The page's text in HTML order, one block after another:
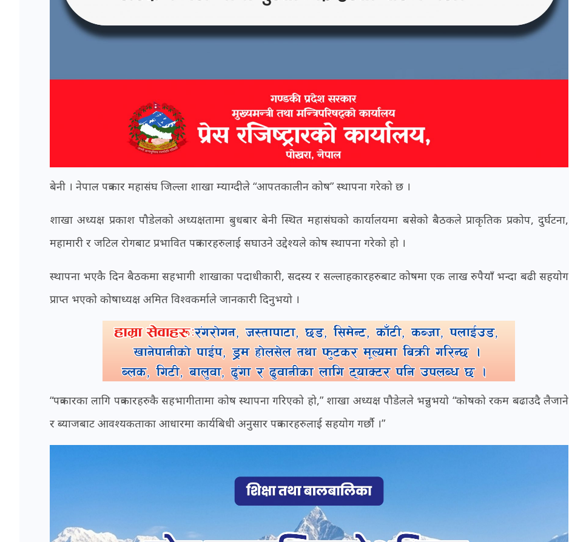
बेनी । नेपाल पत्रकार महासंघ जिल्ला शाखा म्याग्दीले “आपतकालीन कोष” स्थापना गरेको छ ।
शाखा अध्यक्ष प्रकाश पौडेलको अध्यक्षतामा बुधबार बेनी स्थित महासंघको कार्यालयमा बसेको बैठकले प्राकृतिक प्रकोप, दुर्घटना,
महामारी र जटिल रोगबाट प्रभावित पत्रकारहरुलाई सघाउने उद्देश्यले कोष स्थापना गरेको हो ।
स्थापना भएकै दिन बैठकमा सहभागी शाखाका पदाधीकारी, सदस्य र सल्लाहकारहरुबाट कोषमा एक लाख रुपैयाँ भन्दा बढी सहयोग
प्राप्त भएको कोषाध्यक्ष अमित विश्वकर्माले जानकारी दिनुभयो ।
“पत्रकारका लागि पत्रकारहरुकै सहभागीतामा कोष स्थापना गरिएको हो,” शाखा अध्यक्ष पौडेलले भन्नुभयो “कोषको रकम बढाउदै लैजाने
र ब्याजबाट आवश्यकताका आधारमा कार्यबिधी अनुसार पत्रकारहरुलाई सहयोग गर्छौ ।”